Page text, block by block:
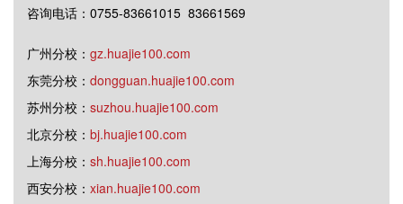
咨询电话：0755-83661015 83661569
广州分校： gz.huajie100.com
东莞分校： dongguan.huajie100.com
苏州分校： suzhou.huajie100.com
北京分校： bj.huajie100.com
上海分校： sh.huajie100.com
西安分校： xian.huajie100.com